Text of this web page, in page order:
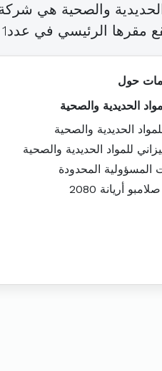
والصحية هي
الرئيسي في عدد1 نهج صلامبو أريانة 2080 (
حول
الحديدية والصحية
الحديدية والصحية
للمواد الحديدية والصحية
المحدودة